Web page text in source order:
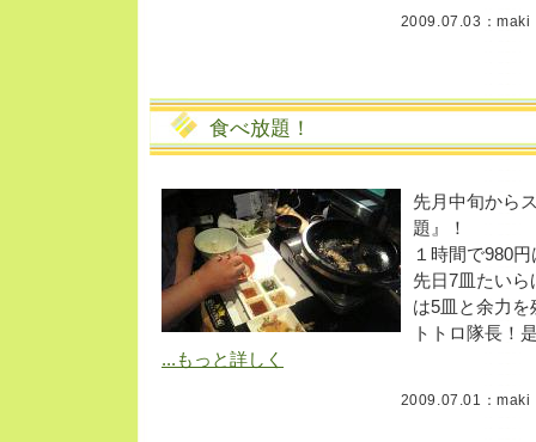
2009.07.03：maki
食べ放題！
先月中旬から
題』！
１時間で980
先日7皿たい
は5皿と余力
トトロ隊長！
...もっと詳しく
2009.07.01：maki